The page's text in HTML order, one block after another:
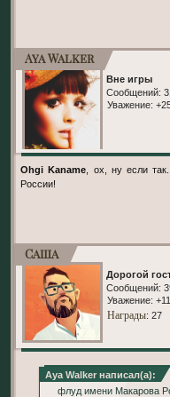
Aya Walker
Вне игры
Сообщений:
Уважение:
Ohgi Kaname , ох, ну если
России!
Саша
Дорогой
Сообщений:
Уважение:
Награды: 27
Aya Walker написал(а):
флуд имени Макарова